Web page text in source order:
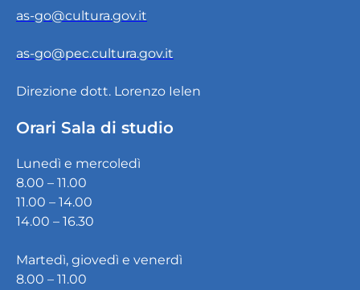
as-go@cultura.gov.it
as-go@pec.cultura.gov.it
Direzione dott. Lorenzo Ielen
Orari Sala di studio
Lunedì e mercoledì
8.00 – 11.00
11.00 – 14.00
14.00 – 16.30
Martedì, giovedì e venerdì
8.00 – 11.00